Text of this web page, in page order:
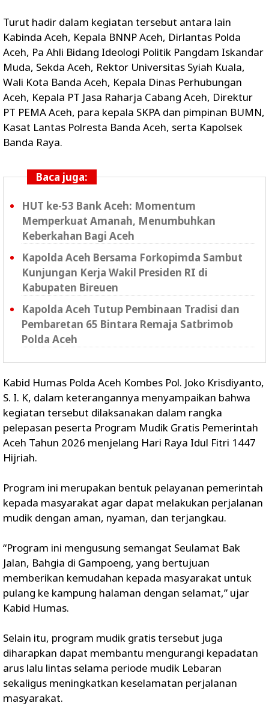
Turut hadir dalam kegiatan tersebut antara lain
Kabinda Aceh, Kepala BNNP Aceh, Dirlantas Polda
Aceh, Pa Ahli Bidang Ideologi Politik Pangdam Iskandar
Muda, Sekda Aceh, Rektor Universitas Syiah Kuala,
Wali Kota Banda Aceh, Kepala Dinas Perhubungan
Aceh, Kepala PT Jasa Raharja Cabang Aceh, Direktur
PT PEMA Aceh, para kepala SKPA dan pimpinan BUMN,
Kasat Lantas Polresta Banda Aceh, serta Kapolsek
Banda Raya.
Baca juga:
HUT ke-53 Bank Aceh: Momentum
Memperkuat Amanah, Menumbuhkan
Keberkahan Bagi Aceh
Kapolda Aceh Bersama Forkopimda Sambut
Kunjungan Kerja Wakil Presiden RI di
Kabupaten Bireuen
Kapolda Aceh Tutup Pembinaan Tradisi dan
Pembaretan 65 Bintara Remaja Satbrimob
Polda Aceh
Kabid Humas Polda Aceh Kombes Pol. Joko Krisdiyanto,
S. I. K, dalam keterangannya menyampaikan bahwa
kegiatan tersebut dilaksanakan dalam rangka
pelepasan peserta Program Mudik Gratis Pemerintah
Aceh Tahun 2026 menjelang Hari Raya Idul Fitri 1447
Hijriah.
Program ini merupakan bentuk pelayanan pemerintah
kepada masyarakat agar dapat melakukan perjalanan
mudik dengan aman, nyaman, dan terjangkau.
“Program ini mengusung semangat Seulamat Bak
Jalan, Bahgia di Gampoeng, yang bertujuan
memberikan kemudahan kepada masyarakat untuk
pulang ke kampung halaman dengan selamat,” ujar
Kabid Humas.
Selain itu, program mudik gratis tersebut juga
diharapkan dapat membantu mengurangi kepadatan
arus lalu lintas selama periode mudik Lebaran
sekaligus meningkatkan keselamatan perjalanan
masyarakat.